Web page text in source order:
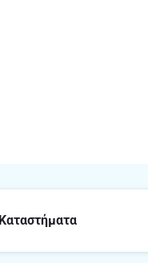
Καταστήματα